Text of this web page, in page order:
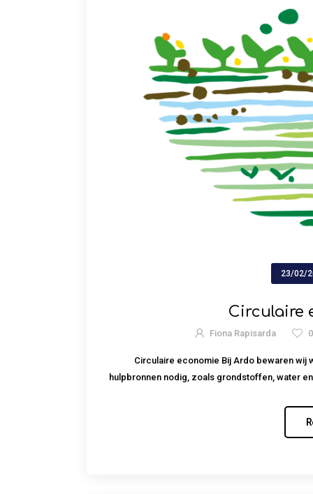
23/02/
Circulaire
Fiona Rapisarda 0
Circulaire economie Bij Ardo bewaren wij
hulpbronnen nodig, zoals grondstoffen, water